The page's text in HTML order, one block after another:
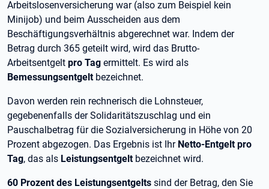
Arbeitslosenversicherung war (also zum Beispiel kein
Minijob) und beim Ausscheiden aus dem
Beschäftigungsverhältnis abgerechnet war. Indem der
Betrag durch 365 geteilt wird, wird das Brutto-
Arbeitsentgelt pro Tag ermittelt. Es wird als
Bemessungsentgeltbezeichnet.
Davon werden rein rechnerisch die Lohnsteuer,
gegebenenfalls der Solidaritätszuschlag und ein
Pauschalbetrag für die Sozialversicherung in Höhe von 20
Prozent abgezogen. Das Ergebnis ist Ihr Netto-Entgelt pro
Tag, das als Leistungsentgeltbezeichnet wird.
60 Prozent des Leistungsentgelts sind der Betrag, den Sie